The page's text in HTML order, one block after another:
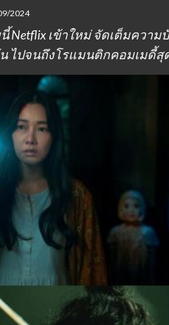
2024
Netflix เข้าใหม่ จัดเต็มคว
ไปจนถึงโรแมนติกคอมเมดี้